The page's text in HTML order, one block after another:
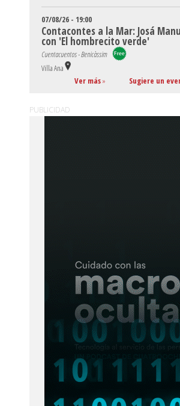
07/08/26 - 19:00
Contacontes a la Mar: Josá
con 'El hombrecito verde'
Cuentacuentos - Benicàssim
Villa Ana
Ver más» Sugiere un
PUBLICIDAD